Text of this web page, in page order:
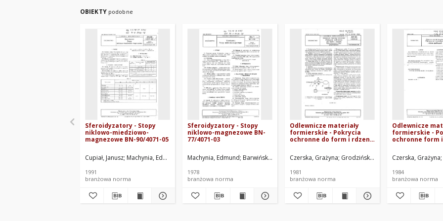
OBIEKTY podobne
Sferoidyzatory - Stopy
niklowo-miedziowo-
magnezowe BN-90/4071-05
Cupiał, Janusz Machynia, Edmund Pawłowska, Halina Instytut Odlewnictwa w Krakowie. Oprac.
1991
branżowa norma
Sferoidyzatory - Stopy
niklowo-magnezowe BN-
77/4071-03
Machynia, Edmund Barwiński, Jan Piaskowski, Jerzy Smoleń, Zygmunt Tyszko, Zbigniew
1978
branżowa norma
Odlewnicze materiały
formierskie - Pokrycia
ochronne do form i rdzeni
przyczepności BN-80/4024-
04
Czerska, Grażyna Grodziński, Zygmunt Palma,
1981
branżowa norma
Odlewnicze
formierskie -
ochronne form
Czerska, Grażyna
1984
branżowa norma